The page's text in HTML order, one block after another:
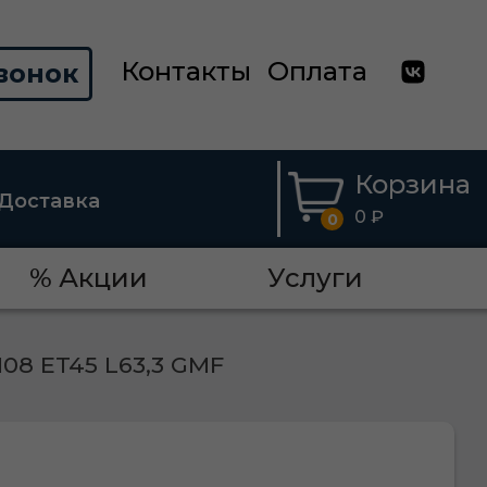
Контакты Оплата
0
Корзина
0 ₽
% Акции Услуги
ET45 L63,3 GMF